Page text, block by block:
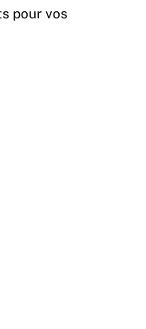
pour vos